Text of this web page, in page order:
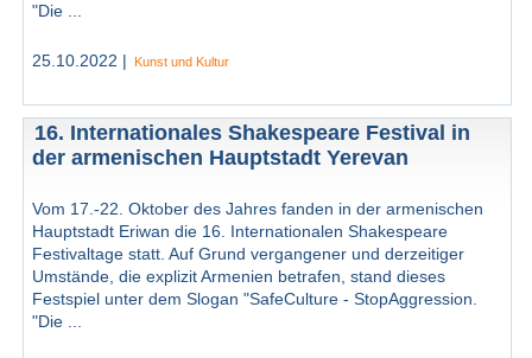
"Die ...
25.10.2022 | Kunst und Kultur
16. Internationales Shakespeare Festival in
der armenischen Hauptstadt Yerevan
Vom 17.-22. Oktober des Jahres fanden in der armenischen
Hauptstadt Eriwan die 16. Internationalen Shakespeare
Festivaltage statt. Auf Grund vergangener und derzeitiger
Umstände, die explizit Armenien betrafen, stand dieses
Festspiel unter dem Slogan "SafeCulture - StopAggression.
"Die ...